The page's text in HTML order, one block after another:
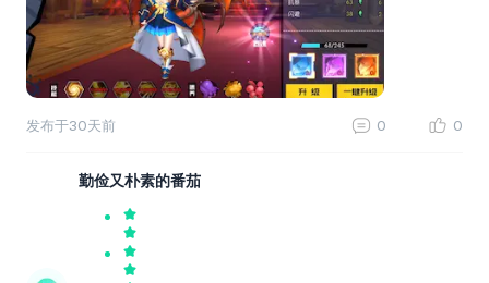
发布于30天前 0 0
勤俭又朴素的番茄